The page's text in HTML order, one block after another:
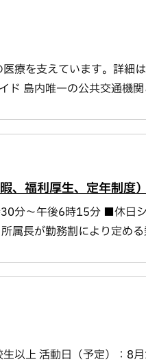
療を支えています。詳細
ド 島内唯一の公共交通機
、福利厚生、定年制度
分～午後6時15分 ■休日
属長が勤務割により定め
以上 活動日（予定）：8